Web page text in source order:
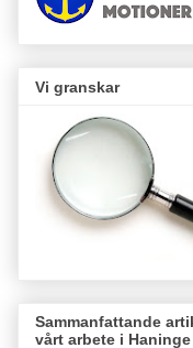
Vi granskar
Sammanfattande
vårt arbete i Haninge